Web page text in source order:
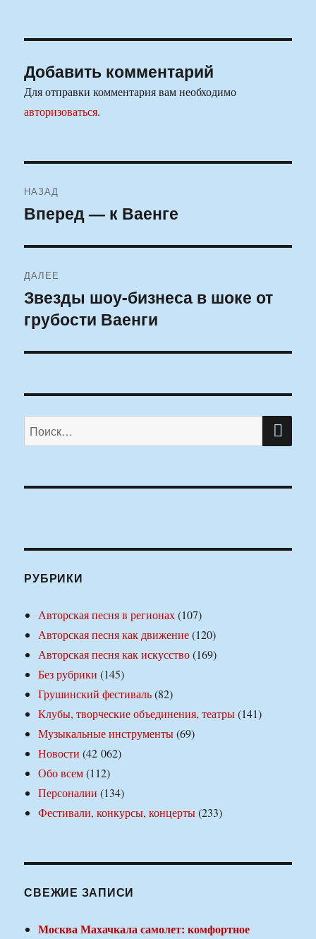
Добавить комментарий
Для отправки комментария вам необходимо
авторизоваться.
по
НАЗАД
Предыдущая
Вперед — к Ваенге
ДАЛЕЕ
Следующая
запись:
Звезды шоу-бизнеса в шоке от
грубости Ваенги
Искать:
РУБРИКИ
Авторская песня в регионах(107)
Авторская песня как движение(120)
Авторская песня как искусство(169)
Без рубрики (145)
Грушинский фестиваль(82)
Клубы, творческие объединения, театры(141)
Музыкальные инструменты(69)
Новости (42 062)
Обо всем(112)
Персоналии (134)
Фестивали, конкурсы, концерты(233)
СВЕЖИЕ ЗАПИСИ
Москва Махачкала самолет: комфортное